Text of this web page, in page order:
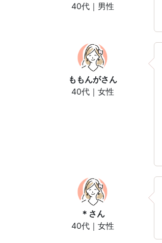
40代｜男性
ももんがさん
40代｜女性
＊ さん
40代｜女性